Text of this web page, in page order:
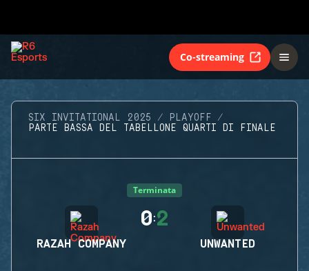
Co-streaming
SIX INVITATIONAL 2025
PLAYOFF
PARTE BASSA DEL TABELLONE QUARTI DI FINALE
Terminata
RAZAH COMPANY
0:2
UNWANTED